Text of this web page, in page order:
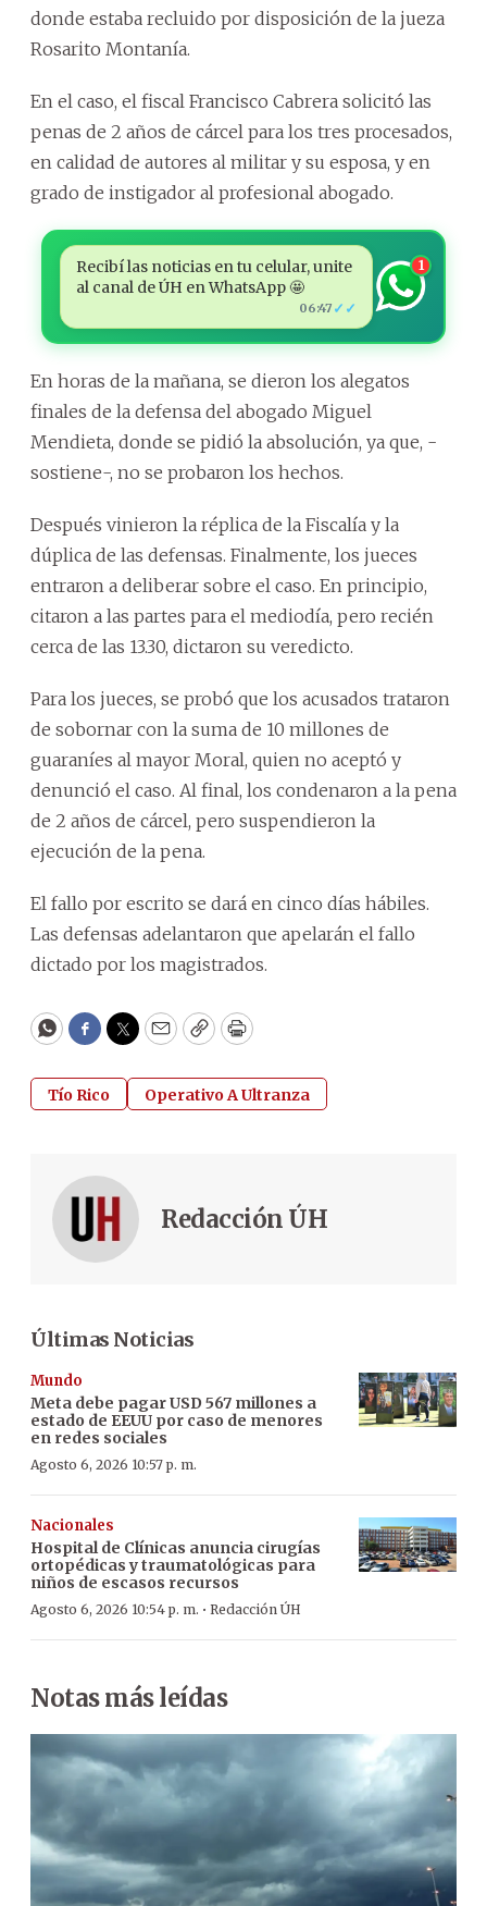
donde estaba recluido por disposición de la jueza
Rosarito Montanía.
En el caso, el fiscal Francisco Cabrera solicitó las
penas de 2 años de cárcel para los tres procesados,
en calidad de autores al militar y su esposa, y en
grado de instigador al profesional abogado.
Recibí las noticias en tu celular, unite
al canal de ÚH en WhatsApp 🤩
06:47 ✓✓
1
En horas de la mañana, se dieron los alegatos
finales de la defensa del abogado Miguel
Mendieta, donde se pidió la absolución, ya que, -
sostiene-, no se probaron los hechos.
Después vinieron la réplica de la Fiscalía y la
dúplica de las defensas. Finalmente, los jueces
entraron a deliberar sobre el caso. En principio,
citaron a las partes para el mediodía, pero recién
cerca de las 13.30, dictaron su veredicto.
Para los jueces, se probó que los acusados trataron
de sobornar con la suma de 10 millones de
guaraníes al mayor Moral, quien no aceptó y
denunció el caso. Al final, los condenaron a la pena
de 2 años de cárcel, pero suspendieron la
ejecución de la pena.
El fallo por escrito se dará en cinco días hábiles.
Las defensas adelantaron que apelarán el fallo
dictado por los magistrados.
WhatsApp
Facebook
Twitter
EmailCopyPrint
Tío Rico Operativo A Ultranza
Redacción ÚH
Últimas Noticias
Mundo
Meta debe pagar USD 567 millones a
estado de EEUU por caso de menores
en redes sociales
Agosto 6, 2026 10:57 p. m.
Nacionales
Hospital de Clínicas anuncia cirugías
ortopédicas y traumatológicas para
niños de escasos recursos
Agosto 6, 2026 10:54 p. m. · Redacción ÚH
Notas más leídas